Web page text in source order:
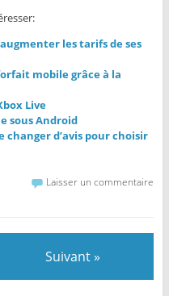
les tarifs de ses
mobile grâce à la
Live
sous Android
changer d’avis pour choisir
Laisser un commentaire
Suivant »